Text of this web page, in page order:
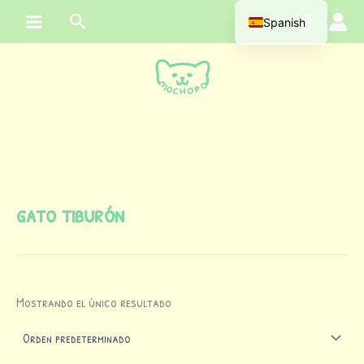
Buscar
gato tiburón
Mostrando el único resultado
Spanish